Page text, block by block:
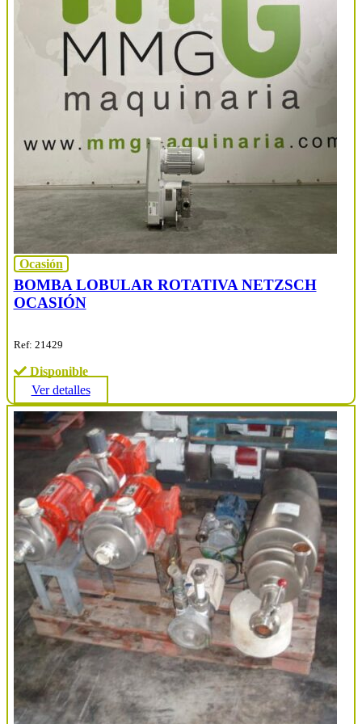
Ocasión
BOMBA LOBULAR ROTATIVA NETZSCH
OCASIÓN
Ref: 21429
Disponible
Ver detalles